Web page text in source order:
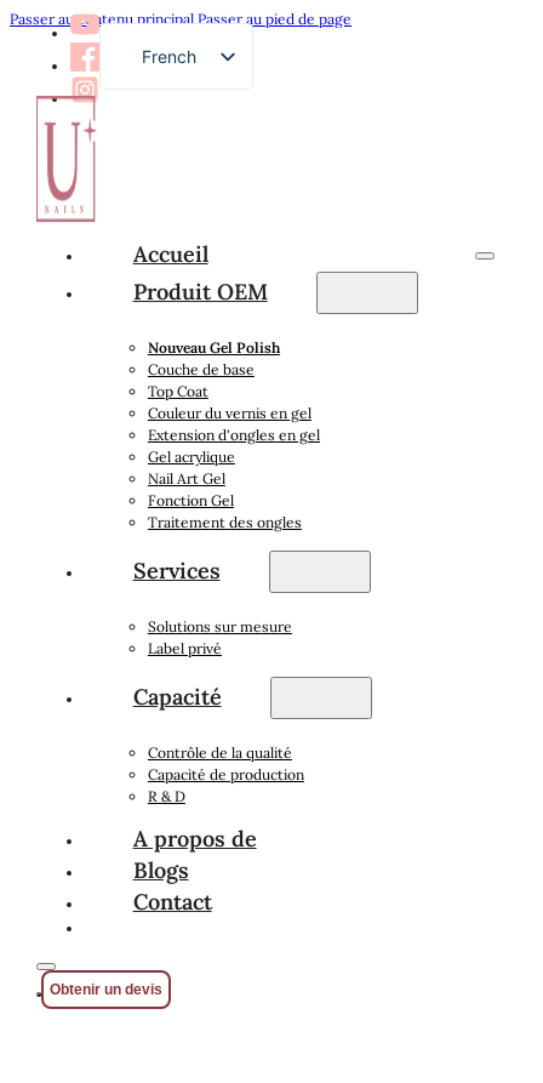
Passer au contenu principal Passer au pied de page
French
English
Spanish
Japanese
Accueil
Produit OEM
Nouveau Gel Polish
Couche de base
Top Coat
Couleur du vernis en gel
Extension d'ongles en gel
Gel acrylique
Nail Art Gel
Fonction Gel
Traitement des ongles
Services
Solutions sur mesure
Label privé
Capacité
Contrôle de la qualité
Capacité de production
R & D
A propos de
Blogs
Contact
Obtenir un devis